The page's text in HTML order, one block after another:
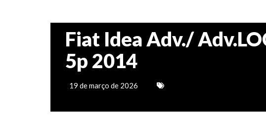
Fiat Idea Adv./
5p 2014
19 de março de 2026